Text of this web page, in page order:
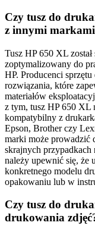
Czy tusz do
z innymi
Tusz HP 650 XL
zoptymalizowany do
HP. Producenci
rozwiązania, które
materiałów
z tym, tusz HP 650 XL
kompatybilny z
Epson, Brother czy
marki może prowadzić
skrajnych przypadkach
należy upewnić się, że
konkretnego modelu
opakowaniu lub w
Czy tusz do
drukowania